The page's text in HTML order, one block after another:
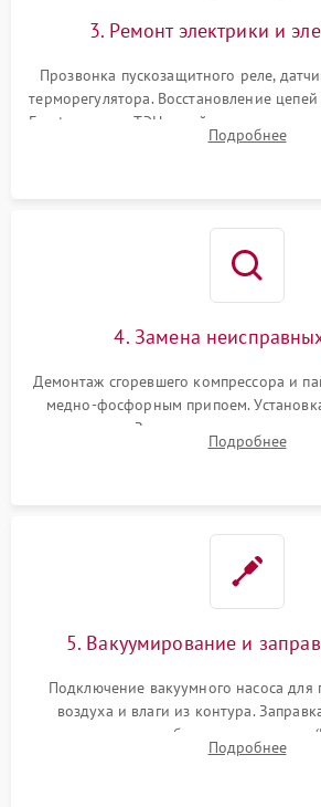
3. Ремонт электрики и
Прозвонка пускозащитного реле,
терморегулятора. Восстановление
Frost, включая ТЭН оттайки и
платы управления при сбоях
Подробнее
4. Замена
Демонтаж сгоревшего компрессора и
медно-фосфорным припоем.
осушителя. Замена изношенных
сломанных заслонок илиПодробнее
5. Вакуумирование и
Подключение вакуумного насоса для
воздуха и влаги из контура.
дозированным объемом хладагента
электронным весам. Контроль рабочего
Подробнее